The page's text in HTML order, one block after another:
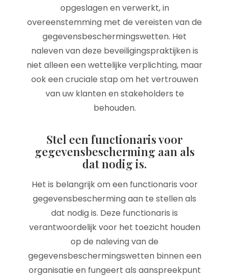
opgeslagen en verwerkt, in
overeenstemming met de vereisten van de
gegevensbeschermingswetten. Het
naleven van deze beveiligingspraktijken is
niet alleen een wettelijke verplichting, maar
ook een cruciale stap om het vertrouwen
van uw klanten en stakeholders te
behouden.
Stel een functionaris voor
gegevensbescherming aan als
dat nodig is.
Het is belangrijk om een functionaris voor
gegevensbescherming aan te stellen als
dat nodig is. Deze functionaris is
verantwoordelijk voor het toezicht houden
op de naleving van de
gegevensbeschermingswetten binnen een
organisatie en fungeert als aanspreekpunt